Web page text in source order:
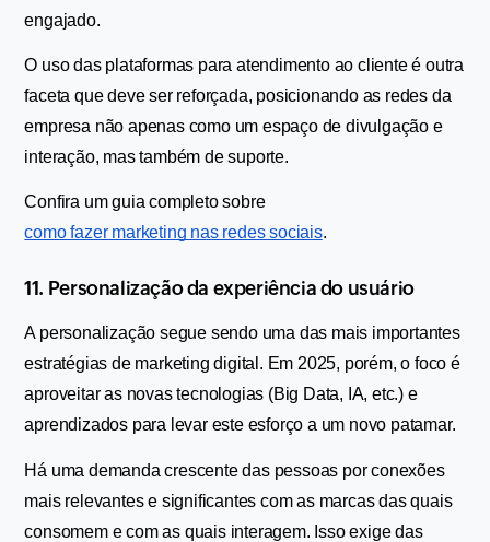
engajado.
O uso das plataformas para atendimento ao cliente é outra
faceta que deve ser reforçada, posicionando as redes da
empresa não apenas como um espaço de divulgação e
interação, mas também de suporte.
Confira um guia completo sobre
como fazer marketing nas redes sociais.
11. Personalização da experiência do usuário
A personalização segue sendo uma das mais importantes
estratégias de marketing digital. Em 2025, porém, o foco é
aproveitar as novas tecnologias (Big Data, IA, etc.) e
aprendizados para levar este esforço a um novo patamar.
Há uma demanda crescente das pessoas por conexões
mais relevantes e significantes com as marcas das quais
consomem e com as quais interagem. Isso exige das